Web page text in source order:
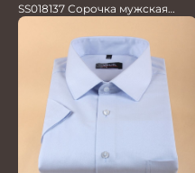
SS018137 Сорочка мужская
кор.рукав GROSTYLE TRENDY